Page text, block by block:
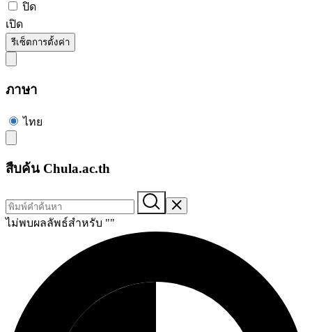
ปิด
เปิด
รีเซ็ตการตั้งค่า
ภาษา
ไทย
สืบค้น Chula.ac.th
ไม่พบผลลัพธ์สำหรับ ""